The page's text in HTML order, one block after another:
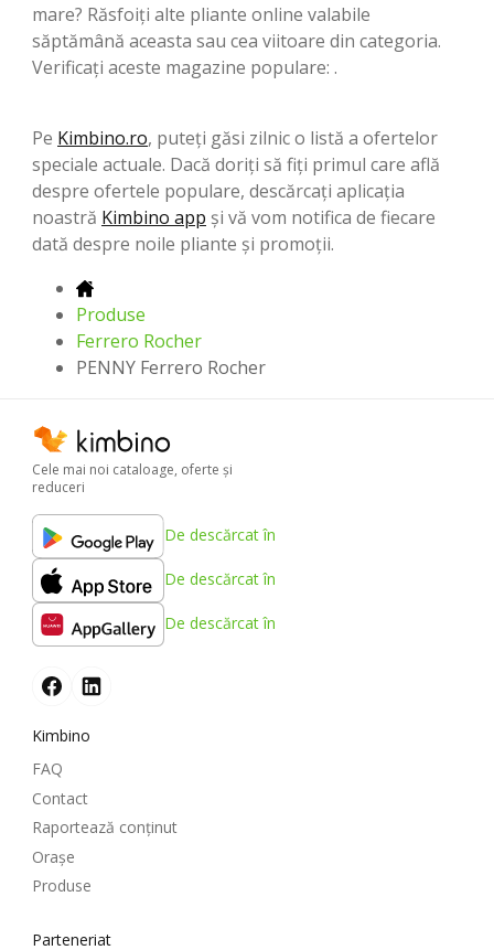
mare? Răsfoiți alte pliante online valabile
săptămână aceasta sau cea viitoare din categoria.
Verificați aceste magazine populare: .
Pe Kimbino.ro, puteți găsi zilnic o listă a ofertelor
speciale actuale. Dacă doriți să fiți primul care află
despre ofertele populare, descărcați aplicația
noastră Kimbino app și vă vom notifica de fiecare
dată despre noile pliante și promoții.
Produse
Ferrero Rocher
PENNY Ferrero Rocher
Cele mai noi cataloage, oferte şi
reduceri
De descărcat în
De descărcat în
De descărcat în
Kimbino
FAQ
Contact
Raportează conținut
Oraşe
Produse
Parteneriat